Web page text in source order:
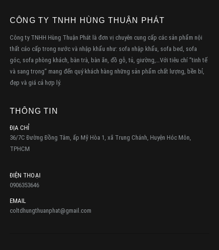
CÔNG TY TNHH HÙNG THUẬN PHÁT
Công ty TNHH Hùng Thuận Phát là đơn vị chuyên cung cấp các sản phẩm nội
thất cáo cấp trong nước và nhập khẩu như: sofa nhập khẩu, sofa bed, sofa
góc, sofa phòng khách, bàn trà, bàn ăn, đồ gỗ, tủ, giường,…Với tiêu chí “tinh tế
và sang trọng” mang đến quý khách hàng những sản phẩm chất lượng, bền bỉ,
đẹp và giá cả hợp lý.
THÔNG TIN
ĐỊA CHỈ
36/7C Đường Đồng Tâm, ấp Mỹ Hòa 1, xã Trung Chánh, Huyện Hóc Môn,
TPHCM
ĐIỆN THOẠI
0906353646
EMAIL
coltdhungthuanphat@gmail.com